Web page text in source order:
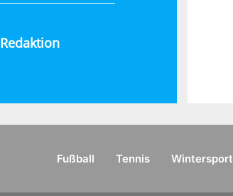
Redaktion
Fußball Tennis Wintersport